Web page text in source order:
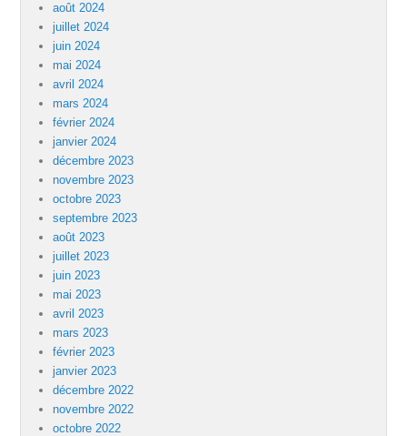
août 2024
juillet 2024
juin 2024
mai 2024
avril 2024
mars 2024
février 2024
janvier 2024
décembre 2023
novembre 2023
octobre 2023
septembre 2023
août 2023
juillet 2023
juin 2023
mai 2023
avril 2023
mars 2023
février 2023
janvier 2023
décembre 2022
novembre 2022
octobre 2022